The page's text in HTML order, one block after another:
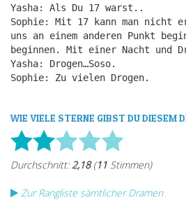
Yasha: Als Du 17 warst..
Sophie: Mit 17 kann man nicht
uns an einem anderen Punkt
beginnen. Mit einer Nacht und
Yasha: Drogen…Soso.
Sophie: Zu vielen Drogen.
WIE VIELE STERNE GIBST DU DIESEM
Zur Rangliste sämtlicher Dramen